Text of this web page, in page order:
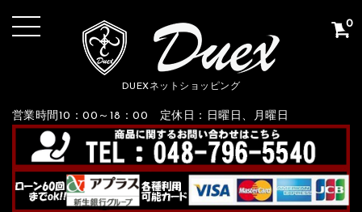
DUEXネットショッピング
営業時間10：00～18：00 定休日：日曜日、月曜日
0